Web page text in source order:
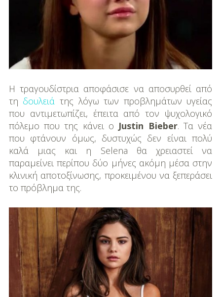
Διατροφή-Συνταγές
Συνταγές
Συμβουλές
Διατροφής
Υγεία – Ψυχολογία
Η τραγουδίστρια αποφάσισε να αποσυρθεί από
τη δουλειά της λόγω των προβλημάτων υγείας
που αντιμετωπίζει, έπειτα από τον ψυχολογικό
πόλεμο που της κάνει ο Justin Bieber. Τα νέα
που φτάνουν όμως, δυστυχώς δεν είναι πολύ
καλά μιας και η Selena θα χρειαστεί να
παραμείνει περίπου δύο μήνες ακόμη μέσα στην
κλινική αποτοξίνωσης, προκειμένου να ξεπεράσει
το πρόβλημα της.